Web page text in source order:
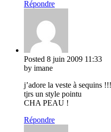
Répondre
Posted 8 juin 2009 11:33
by imane
j’adore la veste à sequins
tjrs un style pointu
CHA PEAU !
Répondre